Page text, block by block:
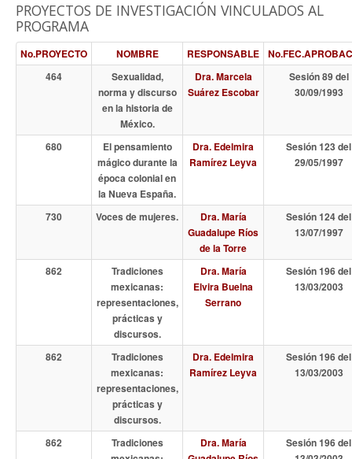
PROYECTOS DE INVESTIGACIÓN VINCULADOS AL
PROGRAMA
No.PROYECTO NOMBRE RESPONSABLE
464
Sexualidad,
norma y discurso
en la historia de
México.
Dra. Marcela
Suárez Escobar
Sesión 89 del
30/09/1993
680
El pensamiento
mágico durante la
época colonial en
la Nueva España.
Dra. Edelmira
Ramírez Leyva
Sesión 123 del
29/05/1997
730 Voces de mujeres.
Dra. María
Guadalupe Ríos
de la Torre
Sesión 124 del
13/07/1997
862
Tradiciones
mexicanas:
representaciones,
prácticas y
discursos.
Dra. María
Elvira Buelna
Serrano
Sesión 196 del
13/03/2003
862
Tradiciones
mexicanas:
representaciones,
prácticas y
discursos.
Dra. Edelmira
Ramírez Leyva
Sesión 196 del
13/03/2003
862
Tradiciones
Dra. María
Sesión 196 del